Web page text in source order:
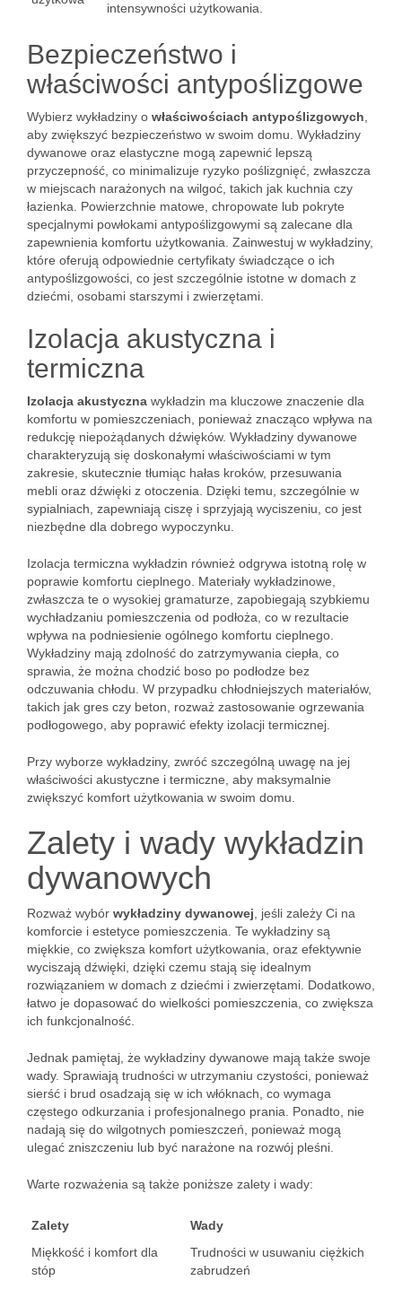
intensywności użytkowania.
Bezpieczeństwo i
właściwości antypoślizgowe
Wybierz wykładziny o właściwościach antypoślizgowych
aby zwiększyć bezpieczeństwo w swoim domu. Wykładziny
dywanowe oraz elastyczne mogą zapewnić lepszą
przyczepność, co minimalizuje ryzyko poślizgnięć, zwłaszcza
w miejscach narażonych na wilgoć, takich jak kuchnia czy
łazienka. Powierzchnie matowe, chropowate lub pokryte
specjalnymi powłokami antypoślizgowymi są zalecane dla
zapewnienia komfortu użytkowania. Zainwestuj w wykładziny,
które oferują odpowiednie certyfikaty świadczące o ich
antypoślizgowości, co jest szczególnie istotne w domach z
dziećmi, osobami starszymi i zwierzętami.
Izolacja akustyczna i
termiczna
Izolacja akustyczna wykładzin ma kluczowe znaczenie dla
komfortu w pomieszczeniach, ponieważ znacząco wpływa na
redukcję niepożądanych dźwięków. Wykładziny dywanowe
charakteryzują się doskonałymi właściwościami w tym
zakresie, skutecznie tłumiąc hałas kroków, przesuwania
mebli oraz dźwięki z otoczenia. Dzięki temu, szczególnie w
sypialniach, zapewniają ciszę i sprzyjają wyciszeniu, co jest
niezbędne dla dobrego wypoczynku.
Izolacja termiczna wykładzin również odgrywa istotną rolę w
poprawie komfortu cieplnego. Materiały wykładzinowe,
zwłaszcza te o wysokiej gramaturze, zapobiegają szybkiemu
wychładzaniu pomieszczenia od podłoża, co w rezultacie
wpływa na podniesienie ogólnego komfortu cieplnego.
Wykładziny mają zdolność do zatrzymywania ciepła, co
sprawia, że można chodzić boso po podłodze bez
odczuwania chłodu. W przypadku chłodniejszych materiałów,
takich jak gres czy beton, rozważ zastosowanie ogrzewania
podłogowego, aby poprawić efekty izolacji termicznej.
Przy wyborze wykładziny, zwróć szczególną uwagę na jej
właściwości akustyczne i termiczne, aby maksymalnie
zwiększyć komfort użytkowania w swoim domu.
Zalety i wady wykładzin
dywanowych
Rozważ wybór wykładziny dywanowej , jeśli zależy Ci na
komforcie i estetyce pomieszczenia. Te wykładziny są
miękkie, co zwiększa komfort użytkowania, oraz efektywnie
wyciszają dźwięki, dzięki czemu stają się idealnym
rozwiązaniem w domach z dziećmi i zwierzętami. Dodatkowo,
łatwo je dopasować do wielkości pomieszczenia, co zwiększa
ich funkcjonalność.
Jednak pamiętaj, że wykładziny dywanowe mają także swoje
wady. Sprawiają trudności w utrzymaniu czystości, ponieważ
sierść i brud osadzają się w ich włóknach, co wymaga
częstego odkurzania i profesjonalnego prania. Ponadto, nie
nadają się do wilgotnych pomieszczeń, ponieważ mogą
ulegać zniszczeniu lub być narażone na rozwój pleśni.
Warte rozważenia są także poniższe zalety i wady:
Zalety
Wady
Miękkość i komfort dla
stóp
Trudności w usuwaniu ciężkich
zabrudzeń